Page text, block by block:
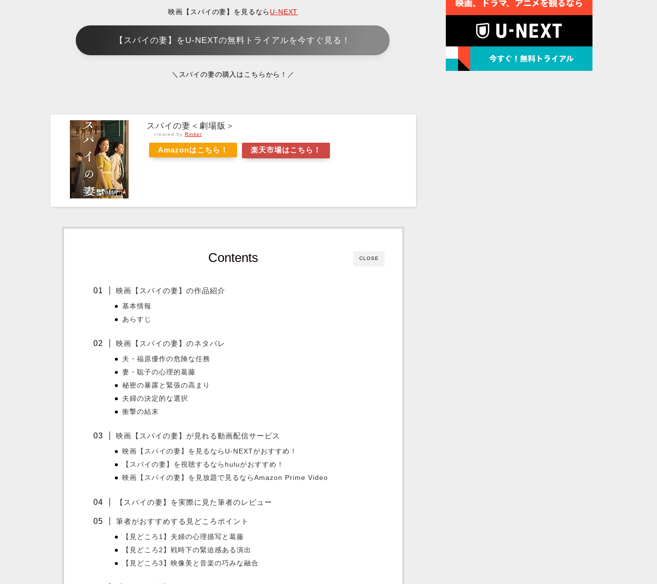
映画【スパイの妻】を見るなら U-NEXT
【スパイの妻】をU-NEXTの無料トライアルを今すぐ見る！
＼スパイの妻の購入はこちらから！／
スパイの妻＜劇場版＞
created by Rinker
Amazonはこちら！ 楽天市場はこちら！
CLOSE
Contents
映画【スパイの妻】の作品紹介
基本情報
あらすじ
映画【スパイの妻】のネタバレ
夫・福原優作の危険な任務
妻・聡子の心理的葛藤
秘密の暴露と緊張の高まり
夫婦の決定的な選択
衝撃の結末
映画【スパイの妻】が見れる動画配信サービス
映画【スパイの妻】を見るならU-NEXTがおすすめ！
【スパイの妻】を視聴するならhuluがおすすめ！
映画【スパイの妻】を見放題で見るならAmazon Prime Video
【スパイの妻】を実際に見た筆者のレビュー
筆者がおすすめする見どころポイント
【見どころ1】夫婦の心理描写と葛藤
【見どころ2】戦時下の緊迫感ある演出
【見どころ3】映像美と音楽の巧みな融合